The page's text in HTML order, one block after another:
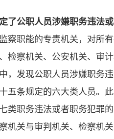
了公职人员涉嫌职务违法
察职能的专责机关，对所
检察机关、公安机关、审
，发现公职人员涉嫌职务
五条规定的六大类人员。
类职务违法或者职务犯罪
机关与审判机关、检察机